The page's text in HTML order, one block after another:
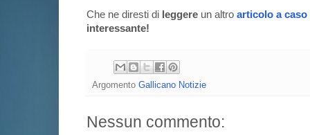
Che ne diresti di leggere un altro articolo a caso
interessante!
Argomento Gallicano Notizie
Nessun commento: